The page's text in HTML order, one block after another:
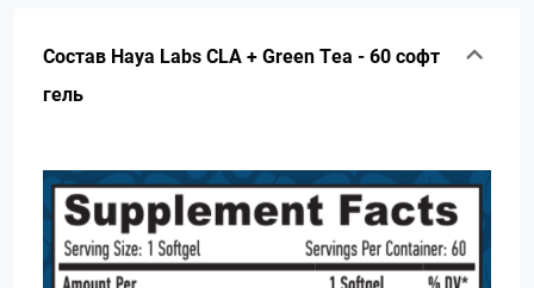
Состав Haya Labs CLA + Green Tea - 60 софт
гель